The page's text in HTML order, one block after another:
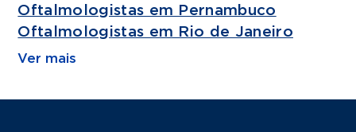
Oftalmologistas em Pernambuco
Oftalmologistas em Rio de Janeiro
Ver mais